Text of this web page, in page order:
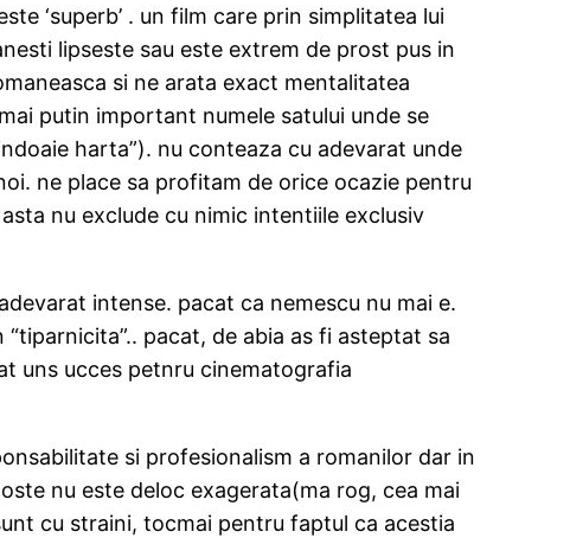
‘superb’ . un film care prin simplitatea lui
lipseste sau este extrem de prost pus in
si ne arata exact mentalitatea
putin important numele satului unde se
harta”). nu conteaza cu adevarat unde
ne place sa profitam de orice ocazie pentru
nu exclude cu nimic intentiile exclusiv
intense. pacat ca nemescu nu mai e.
pacat, de abia as fi asteptat sa
uns ucces petnru cinematografia
si profesionalism a romanilor dar in
nu este deloc exagerata(ma rog, cea mai
cu straini, tocmai pentru faptul ca acestia